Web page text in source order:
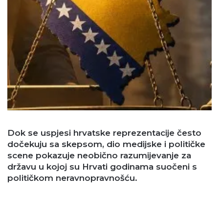
Dok se uspjesi hrvatske reprezentacije često
dočekuju sa skepsom, dio medijske i političke
scene pokazuje neobično razumijevanje za
državu u kojoj su Hrvati godinama suočeni s
političkom neravnopravnošću.